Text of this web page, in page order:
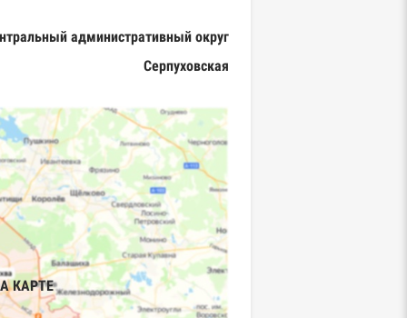
административный округ
Серпуховская
КАРТЕ